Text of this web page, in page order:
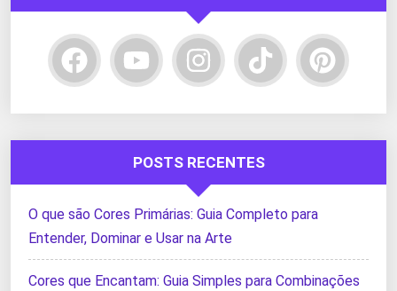
POSTS RECENTES
O que são Cores Primárias: Guia Completo para
Entender, Dominar e Usar na Arte
Cores que Encantam: Guia Simples para Combinações